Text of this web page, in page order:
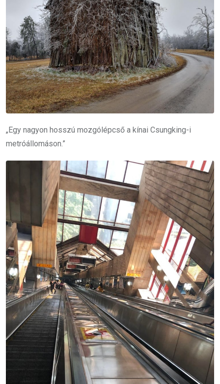
„Egy nagyon hosszú mozgólépcső a kínai Csungking-i
metróállomáson.”